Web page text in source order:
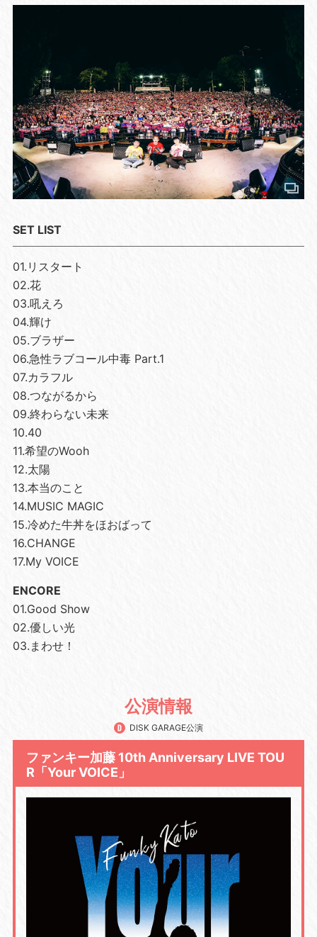
SET LIST
01.リスタート
02.花
03.吼えろ
04.輝け
05.ブラザー
06.急性ラブコール中毒 Part.1
07.カラフル
08.つながるから
09.終わらない未来
10.40
11.希望のWooh
12.太陽
13.本当のこと
14.MUSIC MAGIC
15.冷めた牛丼をほおばって
16.CHANGE
17.My VOICE
ENCORE
01.Good Show
02.優しい光
03.まわせ！
公演情報
DISK GARAGE公演
ファンキー加藤 10th Anniversary LIVE TOU
R「Your VOICE」